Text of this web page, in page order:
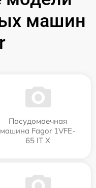
машин
Посудомоечная
машина Fagor 1VFE-
65 IT X